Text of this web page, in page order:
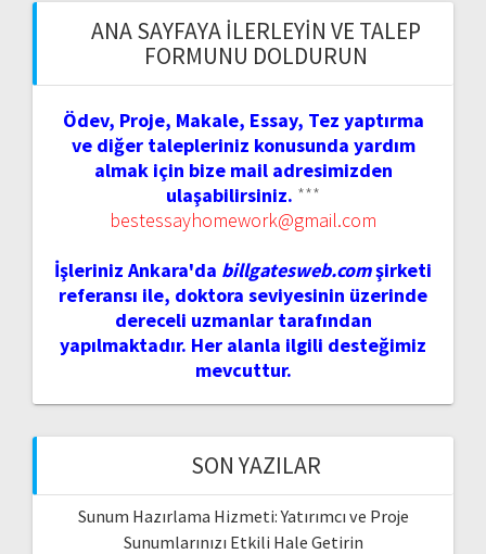
ANA SAYFAYA İLERLEYIN VE TALEP
FORMUNU DOLDURUN
Ödev, Proje, Makale, Essay, Tez yaptırma
ve diğer talepleriniz konusunda yardım
almak için bize mail adresimizden
ulaşabilirsiniz. ***
bestessayhomework@gmail.com
İşleriniz Ankara'da billgatesweb.comşirketi
referansı ile, doktora seviyesinin üzerinde
dereceli uzmanlar tarafından
yapılmaktadır. Her alanla ilgili desteğimiz
mevcuttur.
SON YAZILAR
Sunum Hazırlama Hizmeti: Yatırımcı ve Proje
Sunumlarınızı Etkili Hale Getirin